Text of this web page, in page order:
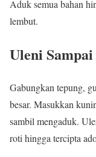
Aduk semua bahan
lembut.
Uleni
Gabungkan tepung,
besar. Masukkan
sambil mengaduk.
roti hingga tercipta